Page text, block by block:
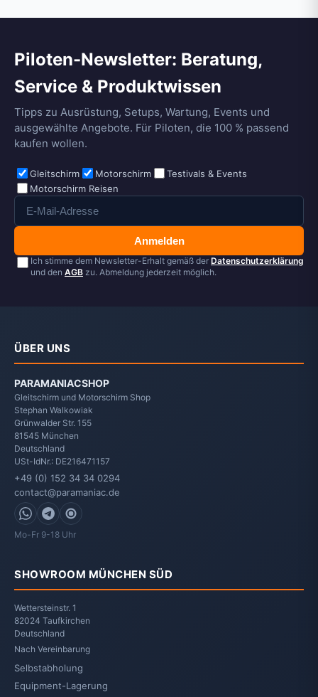
Piloten-Newsletter: Beratung,
Service & Produktwissen
Tipps zu Ausrüstung, Setups, Wartung, Events und
ausgewählte Angebote. Für Piloten, die 100 % passend
kaufen wollen.
Gleitschirm Motorschirm
Testivals & Events
Motorschirm Reisen
Anmelden
Ich stimme dem Newsletter-Erhalt gemäß der Datenschutzerklärung
und den AGB zu. Abmeldung jederzeit möglich.
ÜBER UNS
PARAMANIACSHOP
Gleitschirm und Motorschirm Shop
Stephan Walkowiak
Grünwalder Str. 155
81545 München
Deutschland
USt-IdNr.: DE216471157
+49 (0) 152 34 34 0294
contact@paramaniac.de
WhatsApp
Telegram
Signal
Mo-Fr 9-18 Uhr
SHOWROOM MÜNCHEN SÜD
Wettersteinstr. 1
82024 Taufkirchen
Deutschland
Nach Vereinbarung
Selbstabholung
Equipment-Lagerung